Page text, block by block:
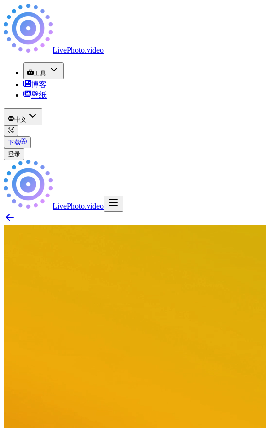
LivePhoto.video
工具
博客
壁纸
中文
下载
登录
LivePhoto.video